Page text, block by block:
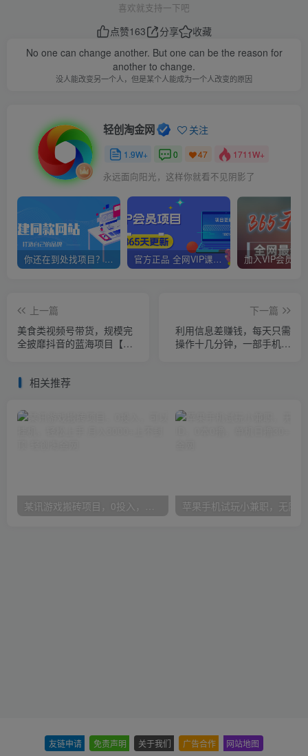
喜欢就支持一下吧
点赞163 分享
收藏
No one can change another. But one can be the reason for
another to change.
没人能改变另一个人，但是某个人能成为一个人改变的原因
轻创淘金网 关注
1.9W+ 0 47 1711W+
永远面向阳光，这样你就看不见阴影了
你还在到处找项目？还在当韭菜？我靠网创资源站一个月赚5万+，曾经我也是个失败者。 官方正品 全网VIP课程 无损下载~
上一篇
美食类视频号带货，规模完
全披靡抖音的蓝海项目【内
下一篇
利用信息差赚钱，每天只需
操作十几分钟，一部手机轻
相关推荐
某讯游戏搬砖项目，0投入，可以挂机，轻松上手,月入3000+上不封顶
友链申请 免责声明 关于我们 广告合作 网站地图